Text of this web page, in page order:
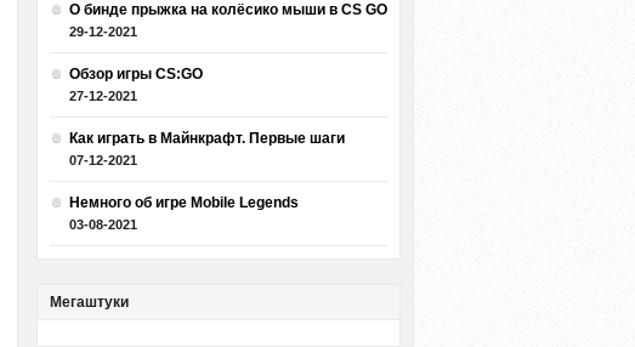
О бинде прыжка на колёсико мыши в CS GO
29-12-2021
Обзор игры CS:GO
27-12-2021
Как играть в Майнкрафт. Первые шаги
07-12-2021
Немного об игре Mobile Legends
03-08-2021
Мегаштуки